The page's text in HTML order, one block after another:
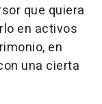
que quiera
en activos
en
una cierta